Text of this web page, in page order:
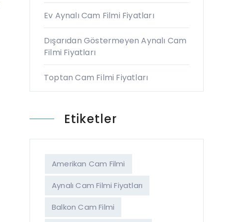
Ev Aynalı Cam Filmi Fiyatları
Dışarıdan Göstermeyen Aynalı Cam
Filmi Fiyatları
Toptan Cam Filmi Fiyatları
Etiketler
Amerikan Cam Filmi
Aynalı Cam Filmi Fiyatları
Balkon Cam Filmi